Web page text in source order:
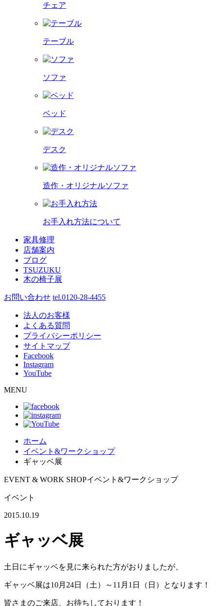
チェア
テーブル
ソファ
ベッド
デスク
造作・オリジナルソファ
お手入れ方法について
家具修理
店舗案内
ブログ
TSUZUKU
木の椅子展
お問い合わせ tel.0120-28-4455
法人のお客様
よくある質問
プライバシーポリシー
サイトマップ
Facebook
Instagram
YouTube
MENU
ホーム
イベント&ワークショップ
ギャッベ展
EVENT & WORK SHOPイベント&ワークショップ
イベント
2015.10.19
ギャッベ展
土日にギャッベを見に来られた方がおりましたが、
ギャッベ展は10月24日（土）～11月1日（日）となります！
皆さまのご来店、お待ちしております！